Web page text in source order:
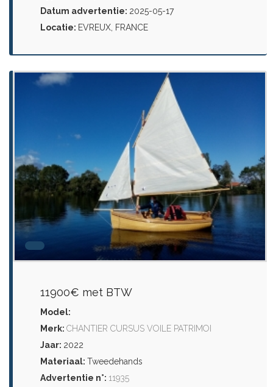
Datum advertentie: 2025-05-17
Locatie: EVREUX, FRANCE
11900€ met BTW
Model:
Merk: CHANTIER CURSUS VOILE PATRIMOI
Jaar: 2022
Materiaal: Tweedehands
Advertentie n°: 11935